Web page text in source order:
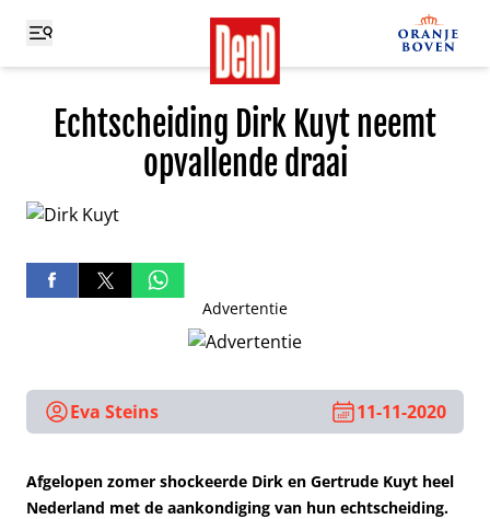
Echtscheiding Dirk Kuyt neemt
opvallende draai
Advertentie
Eva Steins 11-11-2020
Afgelopen zomer shockeerde Dirk en Gertrude Kuyt heel
Nederland met de aankondiging van hun echtscheiding.